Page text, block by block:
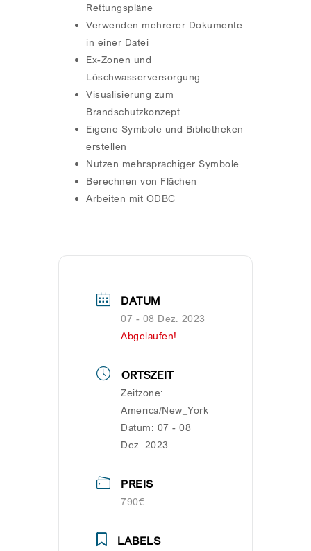
Rettungspläne
Verwenden mehrerer Dokumente
in einer Datei
Ex-Zonen und
Löschwasserversorgung
Visualisierung zum
Brandschutzkonzept
Eigene Symbole und Bibliotheken
erstellen
Nutzen mehrsprachiger Symbole
Berechnen von Flächen
Arbeiten mit ODBC
DATUM
07 - 08 Dez. 2023
Abgelaufen!
ORTSZEIT
Zeitzone:
America/New_York
Datum: 07 - 08
Dez. 2023
PREIS
790€
LABELS